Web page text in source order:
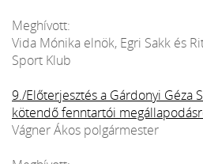
Meghívott:
Vida Mónika elnök, Egri Sakk és
Sport Klub
9./Előterjesztés a Gárdonyi Géza
kötendő fenntartói
Vágner Ákos polgármester